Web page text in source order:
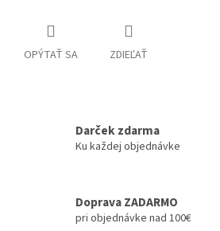
OPÝTAŤ SA ZDIEĽAŤ
Darček zdarma
Ku každej objednávke
Doprava ZADARMO
pri objednávke nad 100€